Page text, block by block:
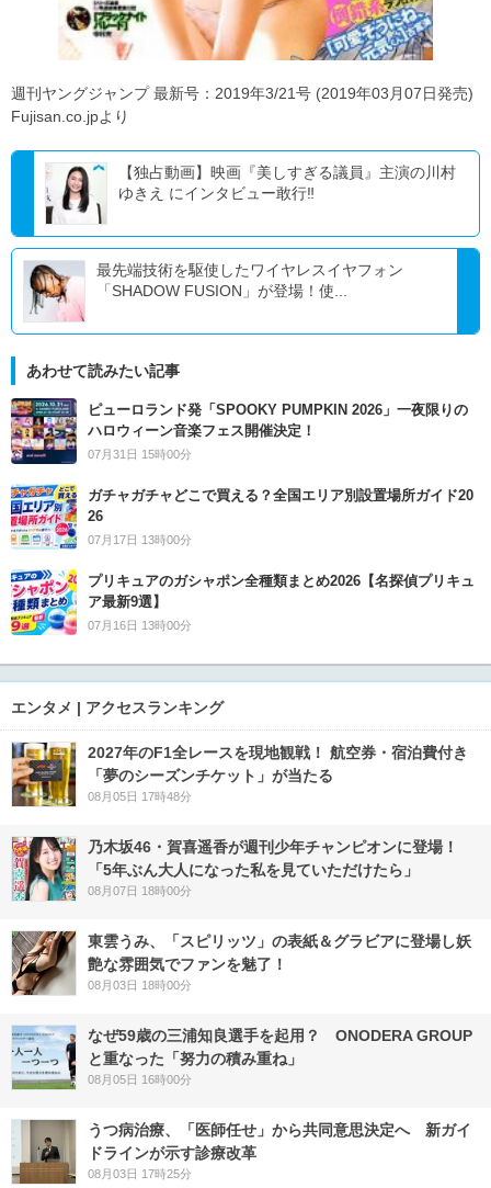
週刊ヤングジャンプ 最新号：2019年3/21号 (2019年03月07日発売)
Fujisan.co.jpより
【独占動画】映画『美しすぎる議員』主演の川村
ゆきえ にインタビュー敢行‼
最先端技術を駆使したワイヤレスイヤフォン
「SHADOW FUSION」が登場！使...
あわせて読みたい記事
ピューロランド発「SPOOKY PUMPKIN 2026」一夜限りの
ハロウィーン音楽フェス開催決定！
07月31日 15時00分
ガチャガチャどこで買える？全国エリア別設置場所ガイド20
26
07月17日 13時00分
プリキュアのガシャポン全種類まとめ2026【名探偵プリキュ
ア最新9選】
07月16日 13時00分
エンタメ | アクセスランキング
2027年のF1全レースを現地観戦！ 航空券・宿泊費付き
「夢のシーズンチケット」が当たる
08月05日 17時48分
乃木坂46・賀喜遥香が週刊少年チャンピオンに登場！
「5年ぶん大人になった私を見ていただけたら」
08月07日 18時00分
東雲うみ、「スピリッツ」の表紙＆グラビアに登場し妖
艶な雰囲気でファンを魅了！
08月03日 18時00分
なぜ59歳の三浦知良選手を起用？ ONODERA GROUP
と重なった「努力の積み重ね」
08月05日 16時00分
うつ病治療、「医師任せ」から共同意思決定へ 新ガイ
ドラインが示す診療改革
08月03日 17時25分